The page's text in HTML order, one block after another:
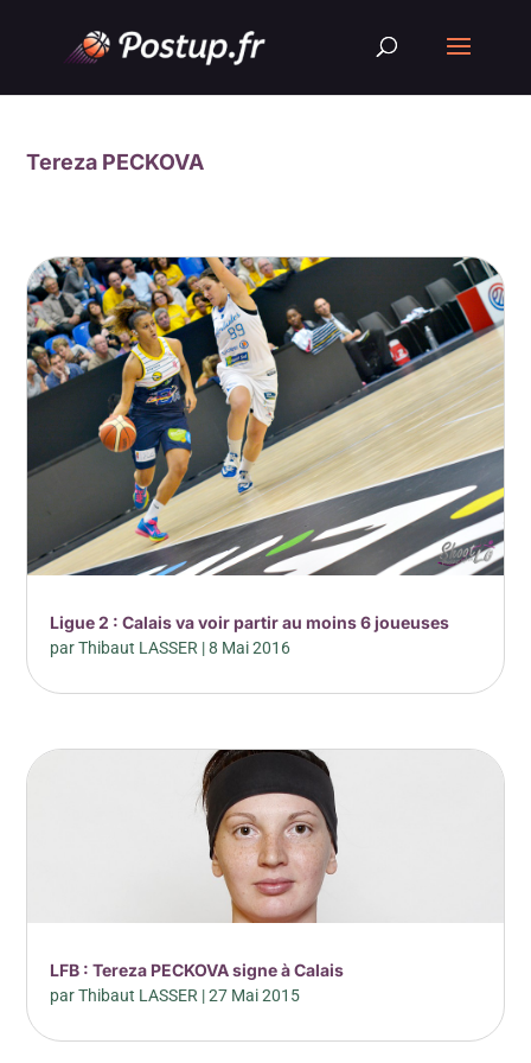
Tereza PECKOVA
Ligue 2 : Calais va voir partir au moins 6 joueuses
parThibaut LASSER |8 Mai 2016
LFB : Tereza PECKOVA signe à Calais
parThibaut LASSER |27 Mai 2015